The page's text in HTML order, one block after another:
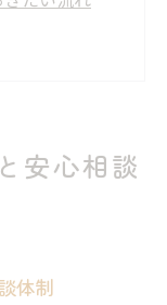
相談窓口活
と事前準備
アドバイス
安心相談
体制